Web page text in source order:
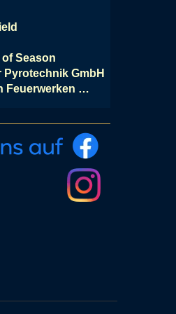
of Season
Pyrotechnik GmbH
Feuerwerken …